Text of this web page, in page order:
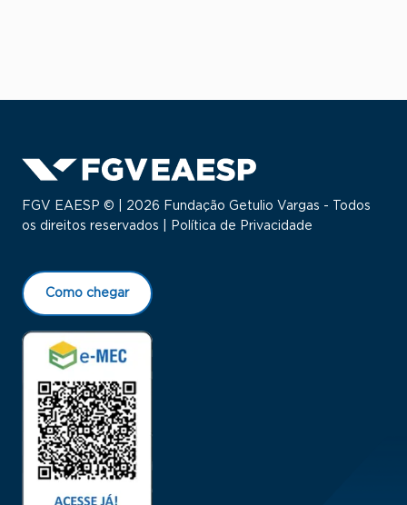
FGV EAESP © | 2026 Fundação Getulio Vargas - Todos
os direitos reservados |
Política de Privacidade
Como chegar